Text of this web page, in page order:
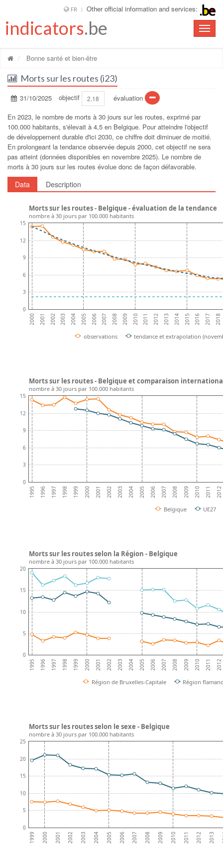
FR Other official information and services:
Toggle
indicators.be
Bonne santé et bien-être
Morts sur les routes (i23)
31/10/2025 objectif 2.18
évaluation
En 2023, le nombre de morts à 30 jours sur les routes, exprimé par
100.000 habitants, s'élevait à 4,5 en Belgique. Pour atteindre l'objectif
de développement durable d'ici 2030, ce chiffre doit diminuer de moitié.
En prolongeant la tendance observée depuis 2000, cet objectif ne sera
pas atteint (données disponibles en novembre 2025). Le nombre de
morts à 30 jours sur les routes évolue donc de façon défavorable.
Data Description
2000 2001 2002 2003 2004 2005 2006 2007 2008 2009 2010 2011 2012 2013 2014 2015 2016 2017 2018
0
3
6
9
12
15
observations tendance et extrapolation
Morts sur les routes - Belgique - évaluation de la tendance
nombre à 30 jours par 100.000 habitants
1995 1996 1997 1998 1999 2000 2001 2002 2003 2004 2005 2006 2007 2008 2009 2010 2011 2012
0
3
6
9
12
15
Belgique UE27
Morts sur les routes - Belgique et comparaison
nombre à 30 jours par 100.000 habitants
1995 1996 1997 1998 1999 2000 2001 2002 2003 2004 2005 2006 2007 2008 2009 2010 2011 2012
0
5
10
15
20
Région de Bruxelles-Capitale Région
Morts sur les routes selon la Région - Belgique
nombre à 30 jours par 100.000 habitants
1999 2000 2001 2002 2003 2004 2005 2006 2007 2008 2009 2010 2011 2012 2013
0
5
10
15
20
25
Morts sur les routes selon le sexe - Belgique
nombre à 30 jours par 100.000 habitants